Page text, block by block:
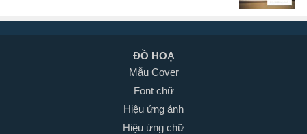
ĐỒ HOẠ
Mẫu Cover
Font chữ
Hiệu ứng ảnh
Hiệu ứng chữ